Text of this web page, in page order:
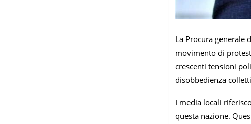
La Procura generale
movimento di
crescenti tensioni
disobbedienza
I media locali
questa nazione.